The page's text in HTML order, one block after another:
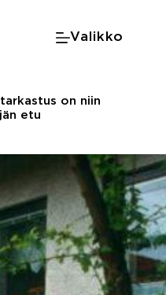
Valikko
on niin
etu